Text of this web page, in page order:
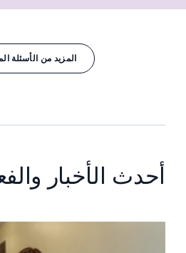
المزيد من الأسئلة
أحدث الأخبار